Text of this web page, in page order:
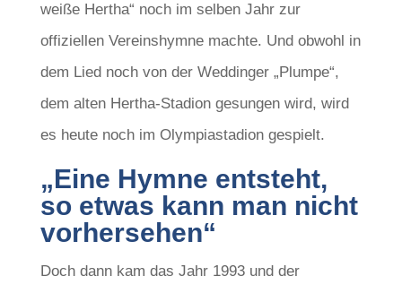
weiße Hertha“ noch im selben Jahr zur
offiziellen Vereinshymne machte. Und obwohl in
dem Lied noch von der Weddinger „Plumpe“,
dem alten Hertha-Stadion gesungen wird, wird
es heute noch im Olympiastadion gespielt.
„Eine Hymne entsteht,
so etwas kann man nicht
vorhersehen“
Doch dann kam das Jahr 1993 und der